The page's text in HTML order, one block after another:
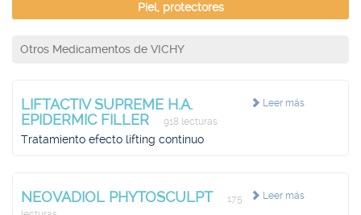
Piel, protectores
Otros Medicamentos de VICHY
Leer más
LIFTACTIV SUPREME H.A.
EPIDERMIC FILLER
918 lecturas
Tratamiento efecto lifting continuo
Leer más
NEOVADIOL PHYTOSCULPT
175